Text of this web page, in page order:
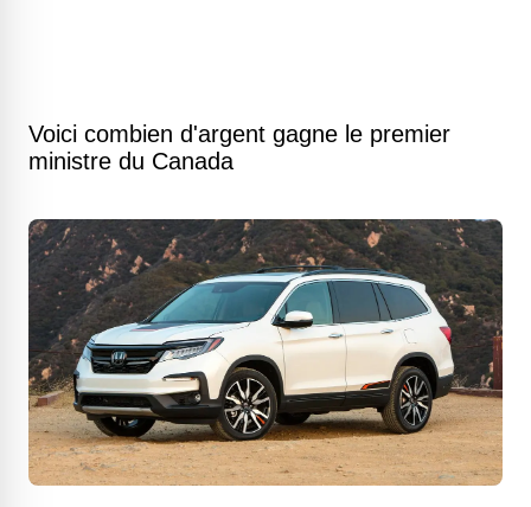
Voici combien d'argent gagne le premier
ministre du Canada